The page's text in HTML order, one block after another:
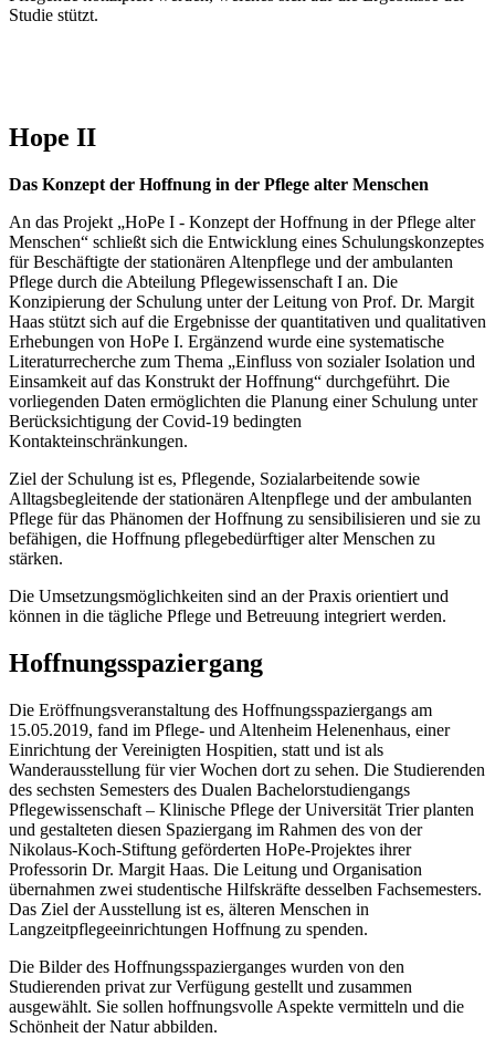
Studie stützt.
Hope II
Das Konzept der Hoffnung in der Pflege alter Menschen
An das Projekt „HoPe I - Konzept der Hoffnung in der Pflege alter
Menschen“ schließt sich die Entwicklung eines Schulungskonzeptes
für Beschäftigte der stationären Altenpflege und der ambulanten
Pflege durch die Abteilung Pflegewissenschaft I an. Die
Konzipierung der Schulung unter der Leitung von Prof. Dr. Margit
Haas stützt sich auf die Ergebnisse der quantitativen und qualitativen
Erhebungen von HoPe I. Ergänzend wurde eine systematische
Literaturrecherche zum Thema „Einfluss von sozialer Isolation und
Einsamkeit auf das Konstrukt der Hoffnung“ durchgeführt. Die
vorliegenden Daten ermöglichten die Planung einer Schulung unter
Berücksichtigung der Covid-19 bedingten
Kontakteinschränkungen.
Ziel der Schulung ist es, Pflegende, Sozialarbeitende sowie
Alltagsbegleitende der stationären Altenpflege und der ambulanten
Pflege für das Phänomen der Hoffnung zu sensibilisieren und sie zu
befähigen, die Hoffnung pflegebedürftiger alter Menschen zu
stärken.
Die Umsetzungsmöglichkeiten sind an der Praxis orientiert und
können in die tägliche Pflege und Betreuung integriert werden.
Hoffnungsspaziergang
Die Eröffnungsveranstaltung des Hoffnungsspaziergangs am
15.05.2019, fand im Pflege- und Altenheim Helenenhaus, einer
Einrichtung der Vereinigten Hospitien, statt und ist als
Wanderausstellung für vier Wochen dort zu sehen. Die Studierenden
des sechsten Semesters des Dualen Bachelorstudiengangs
Pflegewissenschaft – Klinische Pflege der Universität Trier planten
und gestalteten diesen Spaziergang im Rahmen des von der
Nikolaus-Koch-Stiftung geförderten HoPe-Projektes ihrer
Professorin Dr. Margit Haas. Die Leitung und Organisation
übernahmen zwei studentische Hilfskräfte desselben Fachsemesters.
Das Ziel der Ausstellung ist es, älteren Menschen in
Langzeitpflegeeinrichtungen Hoffnung zu spenden.
Die Bilder des Hoffnungsspazierganges wurden von den
Studierenden privat zur Verfügung gestellt und zusammen
ausgewählt. Sie sollen hoffnungsvolle Aspekte vermitteln und die
Schönheit der Natur abbilden.